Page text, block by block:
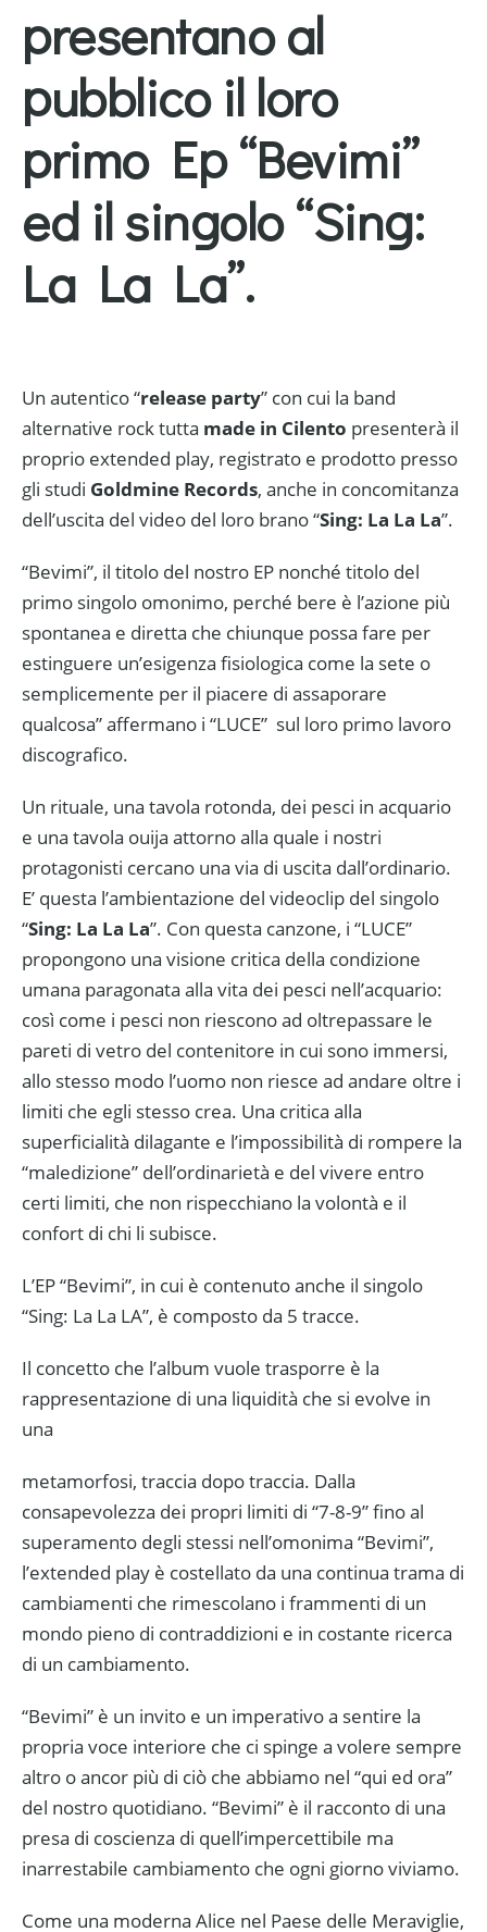
presentano al
pubblico il loro
primo Ep “Bevimi”
ed il singolo “Sing:
La La La”.
Un autentico “release party” con cui la band
alternative rock tutta made in Cilento presenterà il
proprio extended play, registrato e prodotto presso
gli studi Goldmine Records, anche in concomitanza
dell’uscita del video del loro brano “Sing: La La La”.
“Bevimi”, il titolo del nostro EP nonché titolo del
primo singolo omonimo, perché bere è l’azione più
spontanea e diretta che chiunque possa fare per
estinguere un’esigenza fisiologica come la sete o
semplicemente per il piacere di assaporare
qualcosa” affermano i “LUCE” sul loro primo lavoro
discografico.
Un rituale, una tavola rotonda, dei pesci in acquario
e una tavola ouija attorno alla quale i nostri
protagonisti cercano una via di uscita dall’ordinario.
E’ questa l’ambientazione del videoclip del singolo
“Sing: La La La”. Con questa canzone, i “LUCE”
propongono una visione critica della condizione
umana paragonata alla vita dei pesci nell’acquario:
così come i pesci non riescono ad oltrepassare le
pareti di vetro del contenitore in cui sono immersi,
allo stesso modo l’uomo non riesce ad andare oltre i
limiti che egli stesso crea. Una critica alla
superficialità dilagante e l’impossibilità di rompere la
“maledizione” dell’ordinarietà e del vivere entro
certi limiti, che non rispecchiano la volontà e il
confort di chi li subisce.
L’EP “Bevimi”, in cui è contenuto anche il singolo
“Sing: La La LA”, è composto da 5 tracce.
Il concetto che l’album vuole trasporre è la
rappresentazione di una liquidità che si evolve in
una
metamorfosi, traccia dopo traccia. Dalla
consapevolezza dei propri limiti di “7-8-9” fino al
superamento degli stessi nell’omonima “Bevimi”,
l’extended play è costellato da una continua trama di
cambiamenti che rimescolano i frammenti di un
mondo pieno di contraddizioni e in costante ricerca
di un cambiamento.
“Bevimi” è un invito e un imperativo a sentire la
propria voce interiore che ci spinge a volere sempre
altro o ancor più di ciò che abbiamo nel “qui ed ora”
del nostro quotidiano. “Bevimi” è il racconto di una
presa di coscienza di quell’impercettibile ma
inarrestabile cambiamento che ogni giorno viviamo.
Come una moderna Alice nel Paese delle Meraviglie,